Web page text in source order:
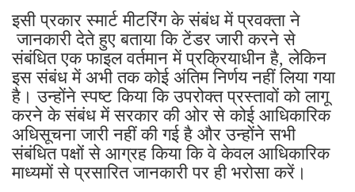
इसी प्रकार स्मार्ट मीटरिंग के संबंध में प्रवक्ता ने
जानकारी देते हुए बताया कि टेंडर जारी करने से
संबंधित एक फाइल वर्तमान में प्रक्रियाधीन है, लेकिन
इस संबंध में अभी तक कोई अंतिम निर्णय नहीं लिया गया
है। उन्होंने स्पष्ट किया कि उपरोक्त प्रस्तावों को लागू
करने के संबंध में सरकार की ओर से कोई आधिकारिक
अधिसूचना जारी नहीं की गई है और उन्होंने सभी
संबंधित पक्षों से आग्रह किया कि वे केवल आधिकारिक
माध्यमों से प्रसारित जानकारी पर ही भरोसा करें।